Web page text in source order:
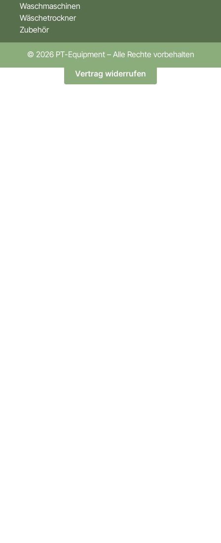
Waschmaschinen
Wäschetrockner
Zubehör
© 2026 PT-Equipment – Alle Rechte vorbehalten
Vertrag widerrufen